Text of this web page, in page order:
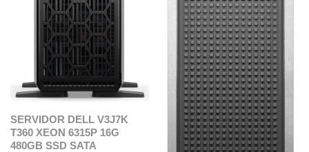
SERVIDOR DELL V3J7K
T360 XEON 6315P 16G
480GB SSD SATA